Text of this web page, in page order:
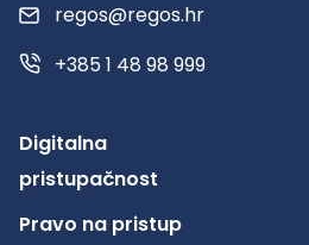
regos@regos.hr
+385 1 48 98 999
Digitalna
pristupačnost
Pravo na pristup